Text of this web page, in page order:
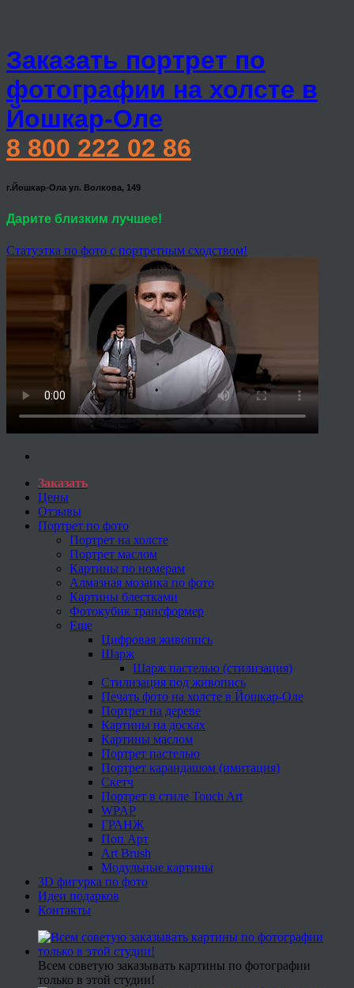
Заказать портрет по
фотографии на холсте в
Йошкар-Оле
8 800 222 02 86
г.Йошкар-Ола ул. Волкова, 149
Дарите близким лучшее!
Статуэтка по фото с портретным сходством!
Заказать
Цены
Отзывы
Портрет по фото
Портрет на холсте
Портрет маслом
Картины по номерам
Алмазная мозаика по фото
Картины блестками
Фотокубик трансформер
Еще
Цифровая живопись
Шарж
Шарж пастелью (стилизация)
Стилизация под живопись
Печать фото на холсте в Йошкар-Оле
Портрет на дереве
Картины на досках
Картины маслом
Портрет пастелью
Портрет карандашом (имитация)
Скетч
Портрет в стиле Touch Art
WPAP
ГРАНЖ
Поп Арт
Art Brush
Модульные картины
3D фигурка по фото
Идеи подарков
Контакты
Всем советую заказывать картины по фотографии
только в этой студии!